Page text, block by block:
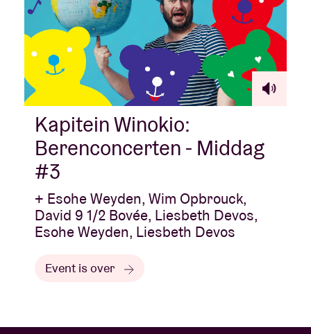
Kapitein Winokio:
Berenconcerten - Middag
#3
+ Esohe Weyden, Wim Opbrouck,
David 9 1/2 Bovée, Liesbeth Devos,
Esohe Weyden, Liesbeth Devos
Event is over